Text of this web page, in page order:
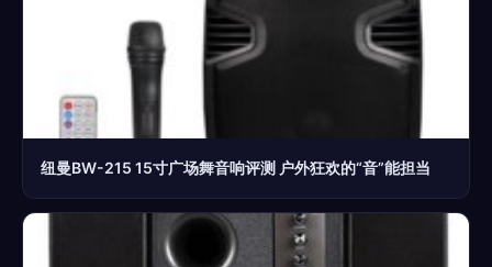
纽曼BW-215 15寸广场舞音响评测 户外狂欢的“音”能担当